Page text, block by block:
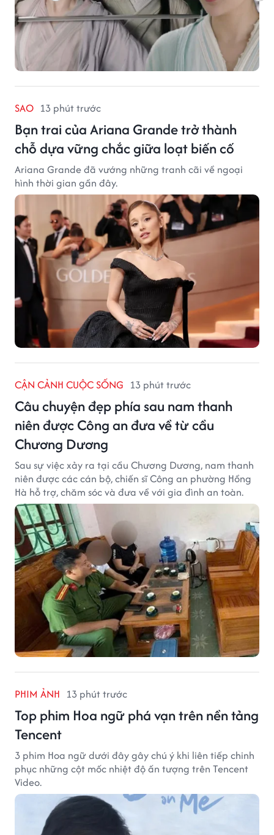
SAO 13 phút trước
Bạn trai của Ariana Grande trở thành
chỗ dựa vững chắc giữa loạt biến cố
Ariana Grande đã vướng những tranh cãi về ngoại
hình thời gian gần đây.
CẬN CẢNH CUỘC SỐNG 13 phút trước
Câu chuyện đẹp phía sau nam thanh
niên được Công an đưa về từ cầu
Chương Dương
Sau sự việc xảy ra tại cầu Chương Dương, nam thanh
niên được các cán bộ, chiến sĩ Công an phường Hồng
Hà hỗ trợ, chăm sóc và đưa về với gia đình an toàn.
PHIM ẢNH 13 phút trước
Top phim Hoa ngữ phá vạn trên nền tảng
Tencent
3 phim Hoa ngữ dưới đây gây chú ý khi liên tiếp chinh
phục những cột mốc nhiệt độ ấn tượng trên Tencent
Video.